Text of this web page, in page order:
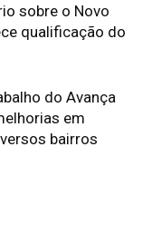
sobre o Novo
qualificação do
do Avança
em
bairros